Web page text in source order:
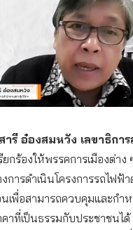
ารี อ๋องสมหวัง เลขาธิกา
ยกร้องให้พรรคการเมืองต่าง
การดำเนินโครงการรถไฟฟ้
นเพื่อสามารถควบคุมและกำ
คาที่เป็นธรรมกับประชาชนได้